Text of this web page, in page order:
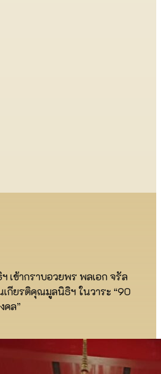
เข้ากราบอวยพร พลเอก จรัล
กียรติคุณมูลนิธิฯ ในวาระ “90
คล”